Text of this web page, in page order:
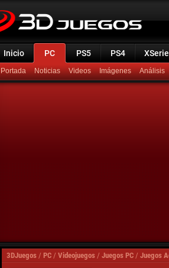
Inicio PC PS5 PS4
Portada Noticias Videos Imágenes Análisis
3DJuegos / PC / Videojuegos / Juegos PC / Juegos